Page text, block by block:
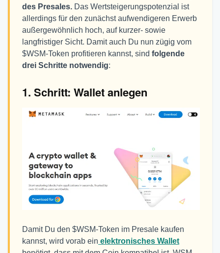
des Presales. Das Wertsteigerungspotenzial ist
allerdings für den zunächst aufwendigeren Erwerb
außergewöhnlich hoch, auf kurzer- sowie
langfristiger Sicht. Damit auch Du nun zügig vom
$WSM-Token profitieren kannst, sind folgende
drei Schritte notwendig:
1. Schritt: Wallet anlegen
Damit Du den $WSM-Token im Presale kaufen
kannst, wird vorab ein elektronisches Wallet